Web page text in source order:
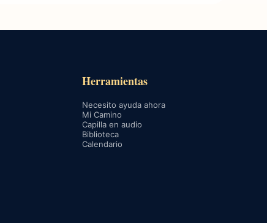
Herramientas
Necesito ayuda ahora
Mi Camino
Capilla en audio
Biblioteca
Calendario